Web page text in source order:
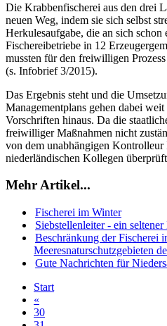
Die Krabbenfischerei aus den drei
neuen Weg, indem sie sich selbst
Herkulesaufgabe, die an sich
Fischereibetriebe in 12
mussten für den freiwilligen
(s. Infobrief 3/2015).
Das Ergebnis steht und die
Managementplans gehen dabei
Vorschriften hinaus. Da die
freiwilliger Maßnahmen nicht
von dem unabhängigen
niederländischen Kollegen
Mehr Artikel...
Fischerei im Winter
Siebstellenleiter - ein
Beschränkung der Fischerei
Meeresnaturschutzgebieten
Gute Nachrichten für
Start
«
30